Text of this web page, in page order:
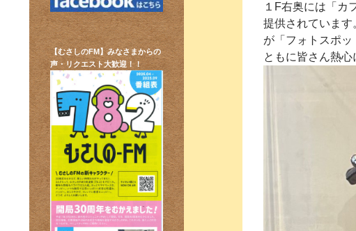
１F右奥には「カ
提供されていま
が「フォトスポ
ともに皆さん熱心
【むさしのFM】みなさまからの
声・リクエスト大歓迎！！